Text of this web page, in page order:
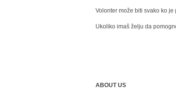
Volonter može biti svako ko
Ukoliko imaš želju da
ABOUT US